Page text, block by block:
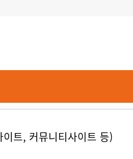
트, 커뮤니티사이트 등)